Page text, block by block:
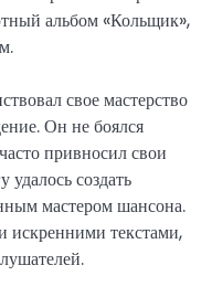
альбом «Кольщик»,
свое мастерство
Он не боялся
привносил свои
создать
мастером шансона.
искренними текстами,